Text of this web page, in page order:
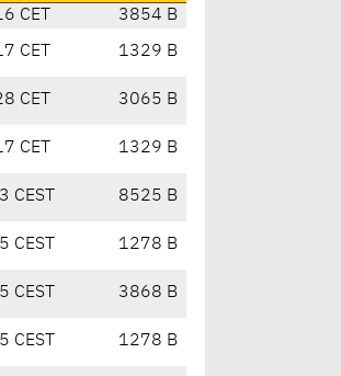
CET
3854 B
CET 1329 B
CET 3065 B
CET 1329 B
8525 B
1278 B
3868 B
1278 B